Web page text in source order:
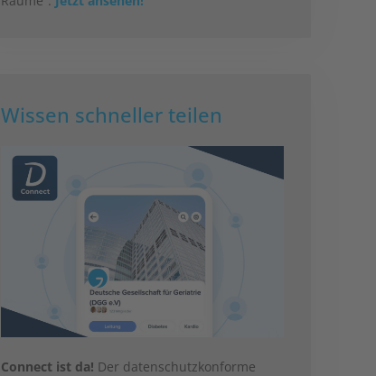
Wissen schneller teilen
Connect ist da! Der datenschutzkonforme